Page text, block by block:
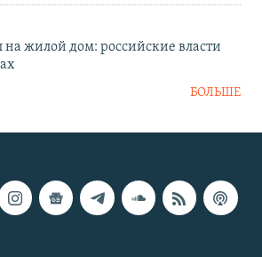
на жилой дом: российские власти
БОЛЬШЕ